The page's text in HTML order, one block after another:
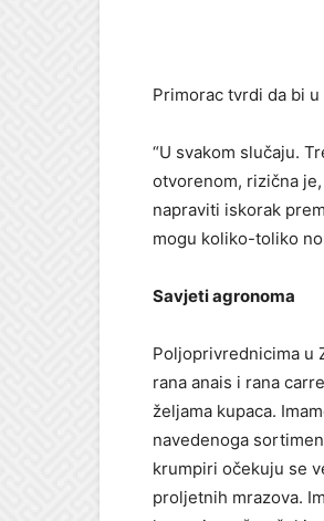
Primorac tvrdi da bi
“U svakom slučaju.
otvorenom, rizična
napraviti iskorak
mogu koliko-toliko
Savjeti agronoma
Poljoprivrednicima u
rana anais i rana
željama kupaca.
navedenoga
krumpiri očekuju se
proljetnih mrazova.